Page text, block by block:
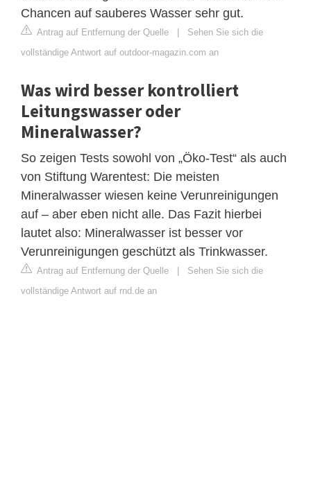
Chancen auf sauberes Wasser sehr gut.
Antrag auf Entfernung der Quelle | Sehen Sie sich die
vollständige Antwort auf outdoor-magazin.com an
Was wird besser kontrolliert
Leitungswasser oder
Mineralwasser?
So zeigen Tests sowohl von „Öko-Test“ als auch
von Stiftung Warentest: Die meisten
Mineralwasser wiesen keine Verunreinigungen
auf – aber eben nicht alle. Das Fazit hierbei
lautet also: Mineralwasser ist besser vor
Verunreinigungen geschützt als Trinkwasser.
Antrag auf Entfernung der Quelle | Sehen Sie sich die
vollständige Antwort auf rnd.de an